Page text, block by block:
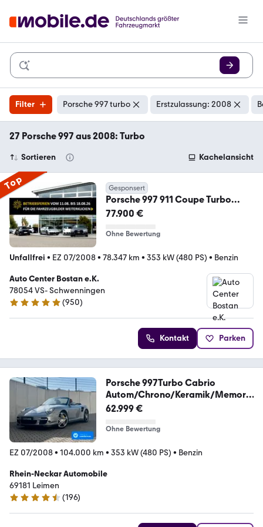
Filter Porsche 997 turbo Erstzulassung: 2008
27 Porsche 997 aus 2008: Turbo
Sortieren Kachelansicht
Top Gesponsert
Porsche 997 911 Coupe Turbo
SCHIEBEDACH/CARPLAY/NAVI/D
77.900 €
Ohne Bewertung
Unfallfrei • EZ 07/2008• 78.347 km • 353 kW (480 PS) • Benzin
Auto Center Bostan e.K.
78054 VS- Schwenningen
4.8 Sterne
(950)
Kontakt Parken
Porsche 997Turbo Cabrio
Autom/Chrono/Keramik/Memory
/Bose
62.999 €
Ohne Bewertung
EZ 07/2008• 104.000 km • 353 kW (480 PS) • Benzin
Rhein-Neckar Automobile
69181 Leimen
4.4 Sterne
(196)